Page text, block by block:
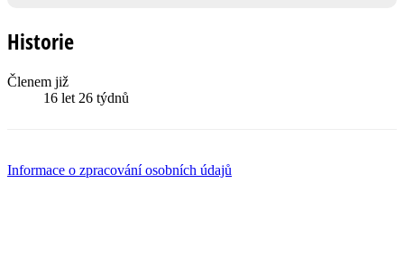
Historie
Členem již
16 let 26 týdnů
Informace o zpracování osobních údajů